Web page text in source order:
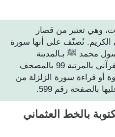
الزلزلة تتكون من 9 آيات، وهي تعتبر من قصار
الكريم. تُصنّف على أنها سورة
محمد ﷺ بـالمدينة
المنورة. وتأتي في الترتيب القرآني بالمرتبة 99 بالمصحف
أو قراءة سورة الزلزلة من
بالصفحة رقم 599.
بالخط العثماني